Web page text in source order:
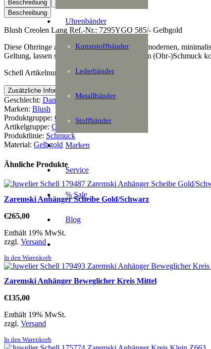
Uhrenbänder
Kunststoffbänder
Lederbänder
Metallbänder
Stoffbänder
Marken
Service
% Sale
Blog
Beschreibung
Zusätzliche Information
Beschreibung
Blush Creolen Lang Ref.-Nr.: 7295YGO 585/- Gelbgold
Diese Ohrringe aus 585er Gelbgold in einem modernen,
Geltung, lassen sich aber auch gut mit anderem (Ohr-)Schmuck
Schell Artikelnummer: 169011
Zusätzliche Information
Geschlecht: Damen
Marken: Blush
Produktgruppe: Ohrschmuck
Artikelgruppe: Creolen
Produktlinie: Schmuck
Material: Gelbgold
Ähnliche Produkte
Zaremski Anhänger Scheibe Gold/Schwarz
€265,00
Enthält 19% MwSt.
zzgl. Versand
In den Warenkorb
Zaremski Anhänger Beweglicher Kreis Mittel
€135,00
Enthält 19% MwSt.
zzgl. Versand
In den Warenkorb